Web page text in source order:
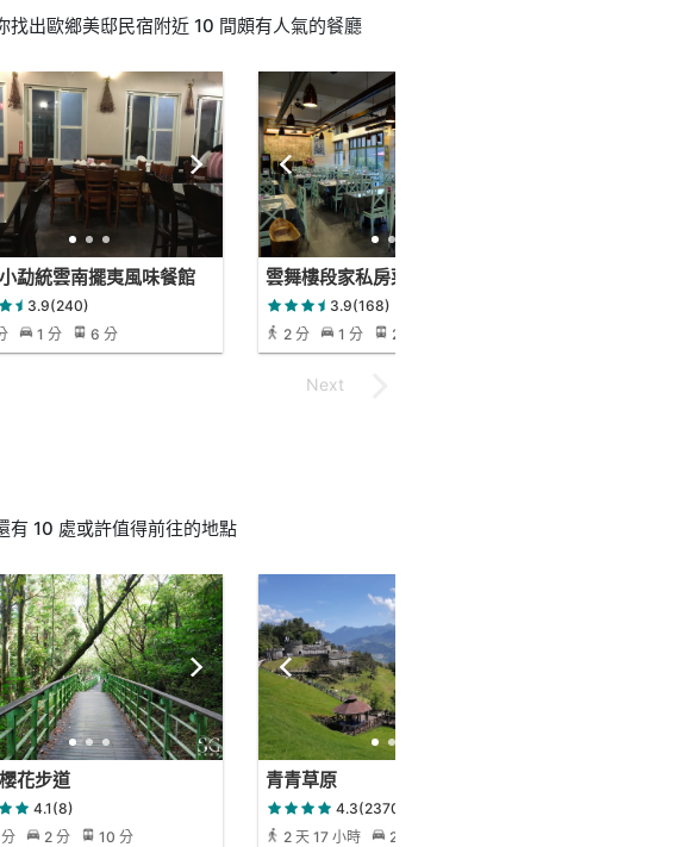
出歐鄉美邸民宿附近 10 間頗有人氣的餐廳
勐統雲南擺夷風味餐館
3.9(240)
1 分 6 分
雲舞樓段家私房菜
3.9(168)
2 分
1 分 2 分
有 10 處或許值得前往的地點
花步道
4.1(8)
2 分 10 分
青青草原
4.3(2370)
2 天 17 小時
2 小時 23 分